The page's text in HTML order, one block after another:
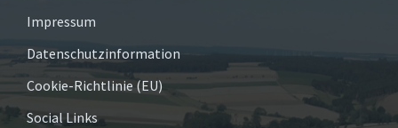
Impressum
Datenschutzinformation
Cookie-Richtlinie (EU)
Social Links